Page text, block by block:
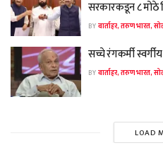
सरकारकडून ८ मोठे
BYवार्ताहर, तरुण भारत,
सच्चे रंगकर्मी
BYवार्ताहर, तरुण भारत,
LOAD